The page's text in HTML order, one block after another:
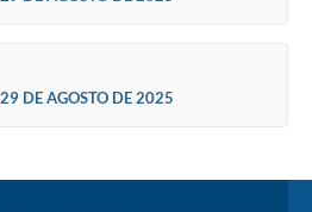
DE AGOSTO DE 2025